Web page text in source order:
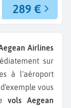
289 €
Airlines
sur
à l'aéroport
vous
vols Aegean